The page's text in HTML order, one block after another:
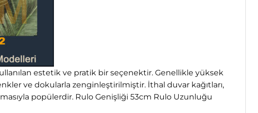
estetik ve pratik bir seçenektir. Genellikle yüksek
ve dokularla zenginleştirilmiştir. İthal duvar kağıtları,
popülerdir. Rulo Genişliği 53cm Rulo Uzunluğu